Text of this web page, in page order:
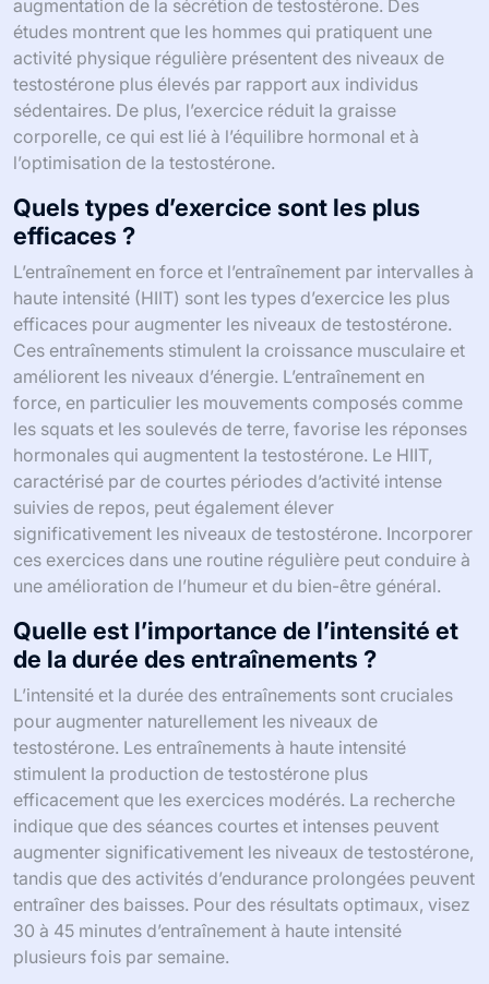
augmentation de la sécrétion de testostérone. Des
études montrent que les hommes qui pratiquent une
activité physique régulière présentent des niveaux de
testostérone plus élevés par rapport aux individus
sédentaires. De plus, l’exercice réduit la graisse
corporelle, ce qui est lié à l’équilibre hormonal et à
l’optimisation de la testostérone.
Quels types d’exercice sont les plus
efficaces ?
L’entraînement en force et l’entraînement par intervalles à
haute intensité (HIIT) sont les types d’exercice les plus
efficaces pour augmenter les niveaux de testostérone.
Ces entraînements stimulent la croissance musculaire et
améliorent les niveaux d’énergie. L’entraînement en
force, en particulier les mouvements composés comme
les squats et les soulevés de terre, favorise les réponses
hormonales qui augmentent la testostérone. Le HIIT,
caractérisé par de courtes périodes d’activité intense
suivies de repos, peut également élever
significativement les niveaux de testostérone. Incorporer
ces exercices dans une routine régulière peut conduire à
une amélioration de l’humeur et du bien-être général.
Quelle est l’importance de l’intensité et
de la durée des entraînements ?
L’intensité et la durée des entraînements sont cruciales
pour augmenter naturellement les niveaux de
testostérone. Les entraînements à haute intensité
stimulent la production de testostérone plus
efficacement que les exercices modérés. La recherche
indique que des séances courtes et intenses peuvent
augmenter significativement les niveaux de testostérone,
tandis que des activités d’endurance prolongées peuvent
entraîner des baisses. Pour des résultats optimaux, visez
30 à 45 minutes d’entraînement à haute intensité
plusieurs fois par semaine.